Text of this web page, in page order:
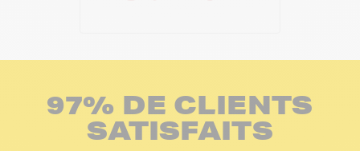
97% DE CLIENTS
SATISFAITS